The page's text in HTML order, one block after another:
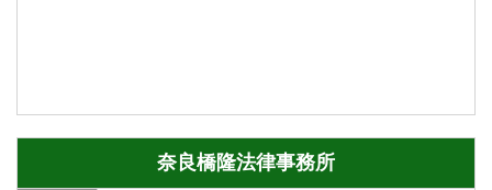
奈良橋隆法律事務所